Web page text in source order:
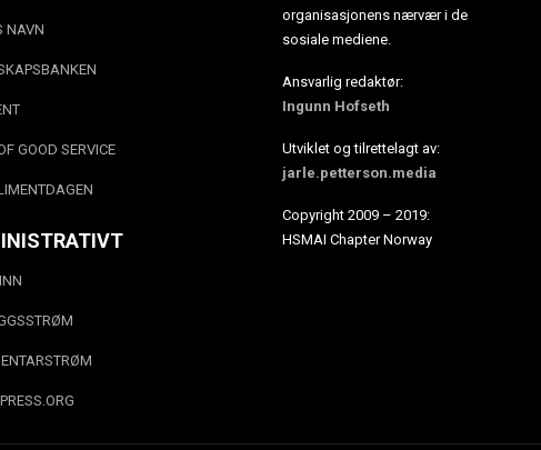
NAVN
GOOD SERVICE
organisasjonens nærvær i de
sosiale mediene.
Ansvarlig redaktør:
Ingunn Hofseth
Utviklet og tilrettelagt av:
jarle.petterson.media
Copyright 2009 – 2019:
HSMAI Chapter Norway